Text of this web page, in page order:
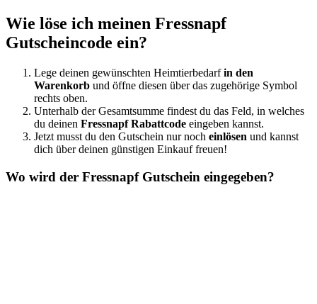
Wie löse ich meinen Fressnapf
Gutscheincode ein?
Lege deinen gewünschten Heimtierbedarfin den
Warenkorb und öffne diesen über das zugehörige Symbol
rechts oben.
Unterhalb der Gesamtsumme findest du das Feld, in welches
du deinen Fressnapf Rabattcode eingeben kannst.
Jetzt musst du den Gutschein nur noch einlösen und kannst
dich über deinen günstigen Einkauf freuen!
Wo wird der Fressnapf Gutschein eingegeben?